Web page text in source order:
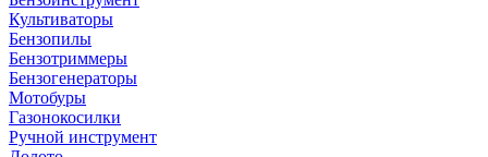
Культиваторы
Бензопилы
Бензотриммеры
Бензогенераторы
Мотобуры
Газонокосилки
Ручной инструмент